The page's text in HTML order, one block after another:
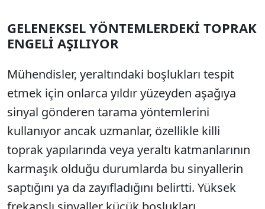
GELENEKSEL YÖNTEMLERDEKİ TOPRAK
ENGELİ AŞILIYOR
Mühendisler, yeraltındaki boşlukları tespit
etmek için onlarca yıldır yüzeyden aşağıya
sinyal gönderen tarama yöntemlerini
kullanıyor ancak uzmanlar, özellikle killi
toprak yapılarında veya yeraltı katmanlarının
karmaşık olduğu durumlarda bu sinyallerin
saptığını ya da zayıfladığını belirtti. Yüksek